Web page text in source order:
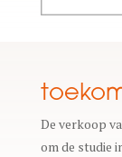
De verkoop
om de studie